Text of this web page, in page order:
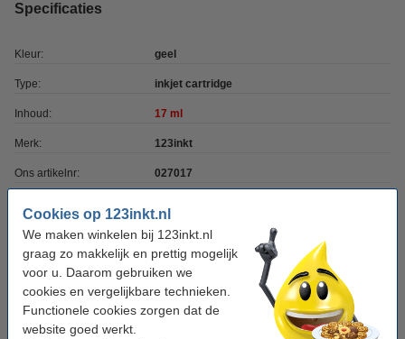
Cookies op 123inkt.nl
We maken winkelen bij 123inkt.nl
graag zo makkelijk en prettig mogelijk
voor u. Daarom gebruiken we
cookies en vergelijkbare technieken.
Functionele cookies zorgen dat de
website goed werkt.
Specificaties
Kleur: geel
Type: inkjet cartridge
Inhoud: 17 ml
Merk: 123inkt
Ons artikelnr: 027017
Tip: complete set bestellen
Epson aanbieding: T346-serie zwart + 3 kleuren
(123inkt huismerk)
€ 84,50